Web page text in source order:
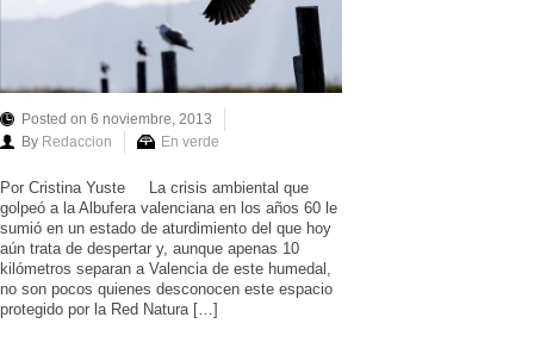
Posted on 6 noviembre, 2013
By Redaccion En verde
Por Cristina Yuste La crisis ambiental que
golpeó a la Albufera valenciana en los años 60 le
sumió en un estado de aturdimiento del que hoy
aún trata de despertar y, aunque apenas 10
kilómetros separan a Valencia de este humedal,
no son pocos quienes desconocen este espacio
protegido por la Red Natura […]